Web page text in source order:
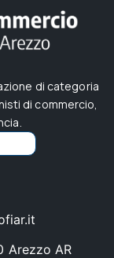
di categoria
di commercio,
Arezzo AR